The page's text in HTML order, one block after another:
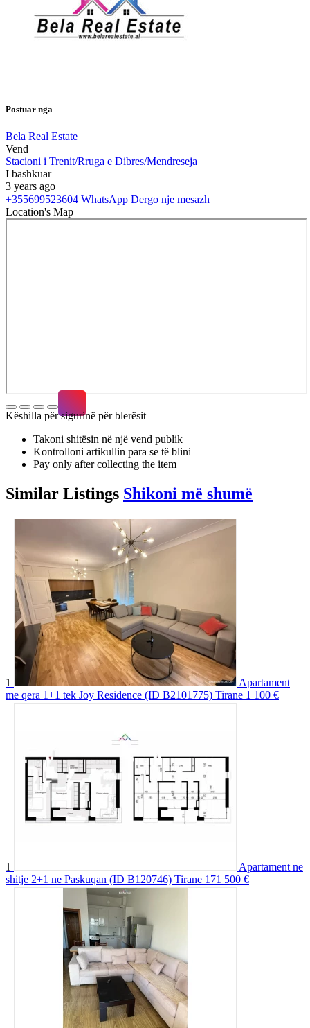
Postuar nga
Bela Real Estate
Vend
Stacioni i Trenit/Rruga e Dibres/Mendreseja
I bashkuar
3 years ago
+355699523604 WhatsApp Dergo nje mesazh
Location's Map
Këshilla për sigurinë për blerësit
Takoni shitësin në një vend publik
Kontrolloni artikullin para se të blini
Pay only after collecting the item
Similar Listings Shikoni më shumë
1
Apartament
me qera 1+1 tek Joy Residence (ID B2101775) Tirane 1 100 €
1
Apartament ne
shitje 2+1 ne Paskuqan (ID B120746) Tirane 171 500 €